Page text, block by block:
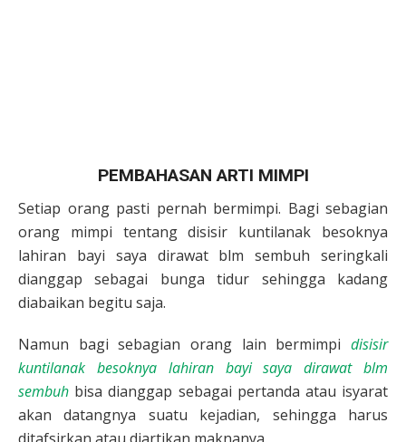
PEMBAHASAN ARTI MIMPI
Setiap orang pasti pernah bermimpi. Bagi sebagian
orang mimpi tentang disisir kuntilanak besoknya
lahiran bayi saya dirawat blm sembuh seringkali
dianggap sebagai bunga tidur sehingga kadang
diabaikan begitu saja.
Namun bagi sebagian orang lain bermimpi disisir
kuntilanak besoknya lahiran bayi saya dirawat blm
sembuh bisa dianggap sebagai pertanda atau isyarat
akan datangnya suatu kejadian, sehingga harus